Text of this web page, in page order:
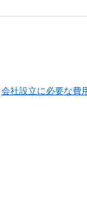
会社設立に必要な費